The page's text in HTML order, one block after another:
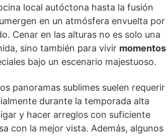
local autóctona hasta la fusión
en un atmósfera envuelta por
Cenar en las alturas no es solo una
sino también para vivir momentos
bajo un escenario majestuoso.
panoramas sublimes suelen requerir
durante la temporada alta
y hacer arreglos con suficiente
con la mejor vista. Además, algunos